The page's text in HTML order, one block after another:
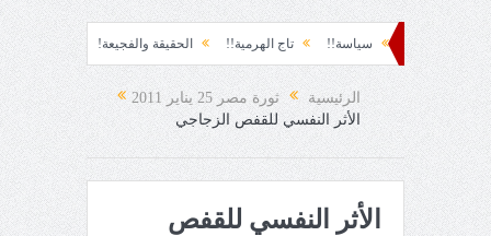
سياسة!! تاج الهرمية!! الحقيقة والفجيعة!! لِقاءُ في المَطَرِ!
المفاجئ!
الرئيسية
ثورة مصر 25 يناير 2011
الأثر النفسي للقفص الزجاجي
الأثر النفسي للقفص